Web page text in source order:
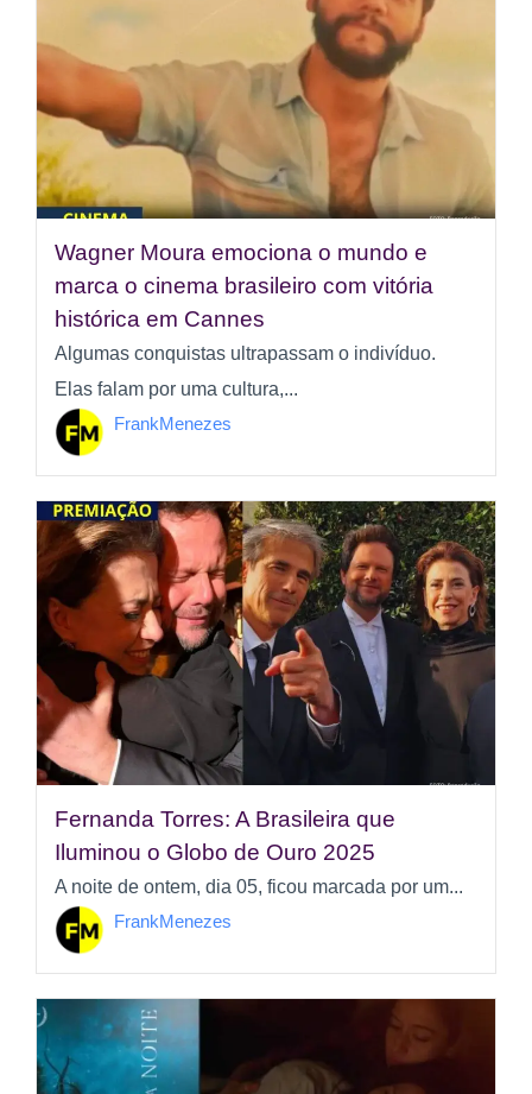
Wagner Moura emociona o mundo e
marca o cinema brasileiro com vitória
histórica em Cannes
Algumas conquistas ultrapassam o indivíduo.
Elas falam por uma cultura,...
FrankMenezes
Fernanda Torres: A Brasileira que
Iluminou o Globo de Ouro 2025
A noite de ontem, dia 05, ficou marcada por um...
FrankMenezes